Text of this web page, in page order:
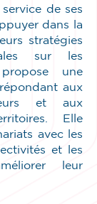
de ses
dans la
stratégies
sur les
une
aux
et aux
Elle
avec les
et les
leur